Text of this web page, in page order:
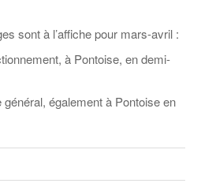
sont à l’affiche pour mars-avril :
à Pontoise, en demi-
également à Pontoise en